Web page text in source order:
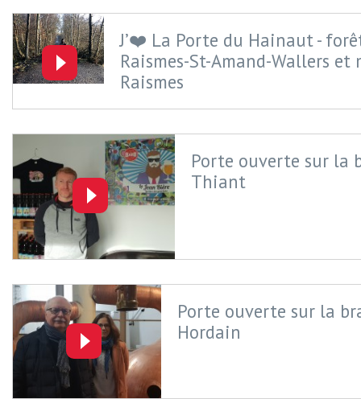
J’❤️ La Porte du Hainaut -
Raismes-St-Amand-Wallers et
Raismes
Porte ouverte sur la
Thiant
Porte ouverte sur la
Hordain